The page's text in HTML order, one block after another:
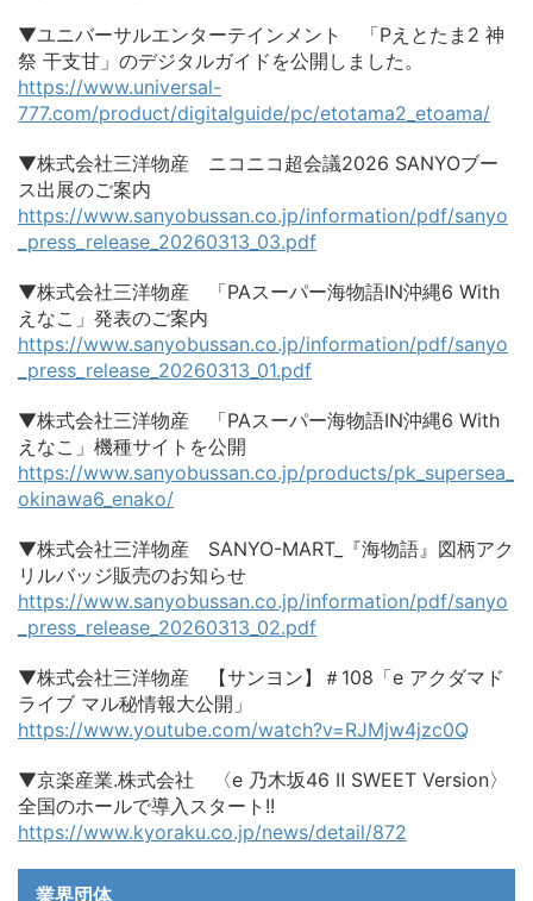
▼ユニバーサルエンターテインメント 「Pえとたま2 神
祭 干支甘」のデジタルガイドを公開しました。
https://www.universal-
777.com/product/digitalguide/pc/etotama2_etoama/
▼株式会社三洋物産 ニコニコ超会議2026 SANYOブー
ス出展のご案内
https://www.sanyobussan.co.jp/information/pdf/sanyo
_press_release_20260313_03.pdf
▼株式会社三洋物産 「PAスーパー海物語IN沖縄6 With
えなこ」発表のご案内
https://www.sanyobussan.co.jp/information/pdf/sanyo
_press_release_20260313_01.pdf
▼株式会社三洋物産 「PAスーパー海物語IN沖縄6 With
えなこ」機種サイトを公開
https://www.sanyobussan.co.jp/products/pk_supersea_
okinawa6_enako/
▼株式会社三洋物産 SANYO-MART_『海物語』図柄アク
リルバッジ販売のお知らせ
https://www.sanyobussan.co.jp/information/pdf/sanyo
_press_release_20260313_02.pdf
▼株式会社三洋物産 【サンヨン】＃108「e アクダマド
ライブ マル秘情報大公開」
https://www.youtube.com/watch?v=RJMjw4jzc0Q
▼京楽産業.株式会社 〈e 乃木坂46 Ⅱ SWEET Version〉
全国のホールで導入スタート!!
https://www.kyoraku.co.jp/news/detail/872
業界団体